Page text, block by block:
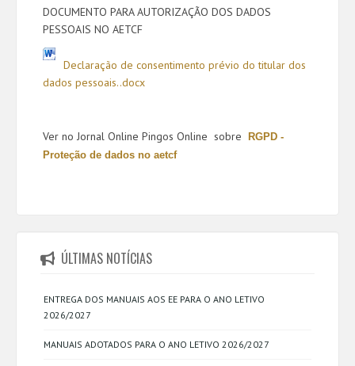
DOCUMENTO PARA AUTORIZAÇÃO DOS DADOS
PESSOAIS NO AETCF
Declaração de consentimento prévio do titular dos
dados pessoais..docx
Ver no Jornal Online Pingos Online sobre
RGPD -
Proteção de dados no aetcf
ÚLTIMAS NOTÍCIAS
ENTREGA DOS MANUAIS AOS EE PARA O ANO LETIVO
2026/2027
MANUAIS ADOTADOS PARA O ANO LETIVO 2026/2027